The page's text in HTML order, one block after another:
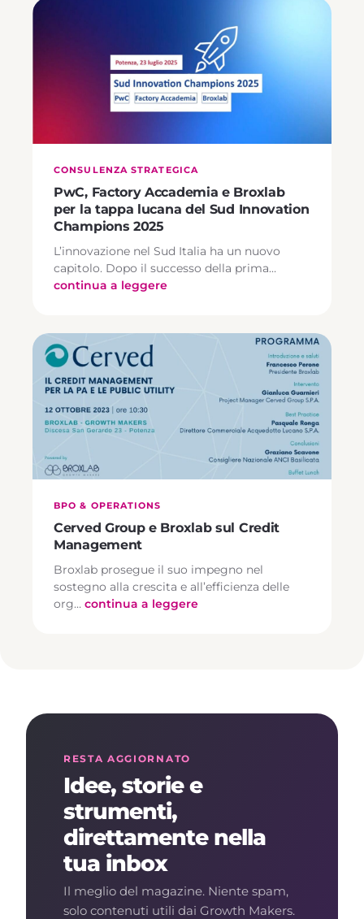
CONSULENZA STRATEGICA
PwC, Factory Accademia e Broxlab
per la tappa lucana del Sud Innovation
Champions 2025
L’innovazione nel Sud Italia ha un nuovo
capitolo. Dopo il successo della prima…
continua a leggere
BPO & OPERATIONS
Cerved Group e Broxlab sul Credit
Management
Broxlab prosegue il suo impegno nel
sostegno alla crescita e all’efficienza delle
org… continua a leggere
RESTA AGGIORNATO
Idee, storie e
strumenti,
direttamente nella
tua inbox
Il meglio del magazine. Niente spam,
solo contenuti utili dai Growth Makers.